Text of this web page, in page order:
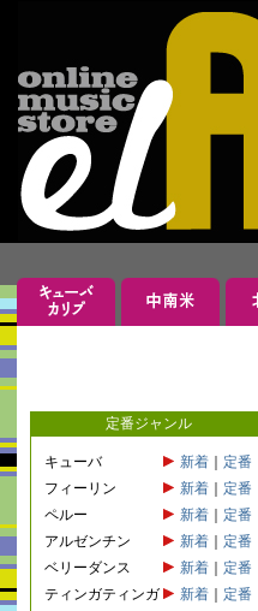
定番ジャンル
キューバ 新着
定番
フィーリン
新着
定番
ペルー
新着
定番
アルゼンチン
新着
定番
ベリーダンス
新着
定番
ティンガティンガ
新着
定番